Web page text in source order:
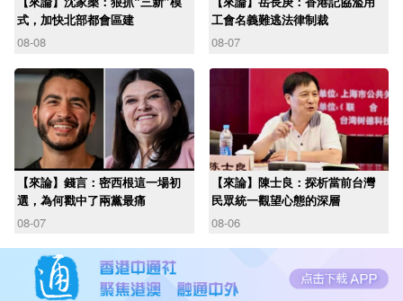
式，加快北部都會區建
08-08
工會名義難逃法律制裁
08-07
【來論】錢言：密西根這一場初
選，為何戳中了兩黨最痛
08-07
【來論】陳士良：探析當前台灣
民眾統一觀望心態的深層
08-06